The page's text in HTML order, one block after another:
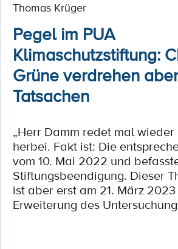
Thomas Krüger
Pegel im PUA
Klimaschutzstiftung:
Grüne verdrehen
Tatsachen
„Herr Damm redet mal
herbei. Fakt ist: Die
vom 10. Mai 2022 und
Stiftungsbeendigung. Dieser
ist aber erst am 21. März
Erweiterung des